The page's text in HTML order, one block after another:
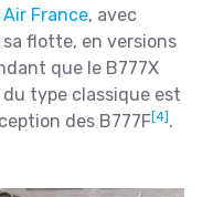
France, avec
sa flotte, en versions
que le B777X
type classique est
des B777F[4] .